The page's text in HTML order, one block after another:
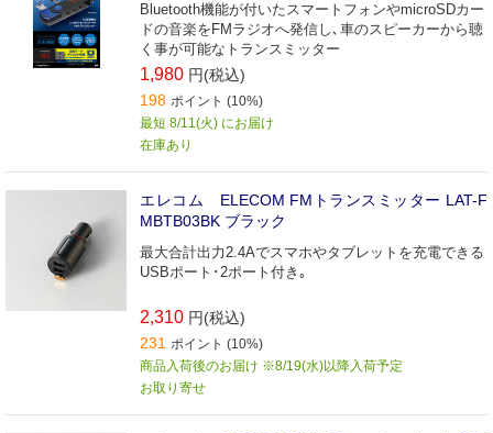
Bluetooth機能が付いたスマートフォンやmicroSDカー
ドの音楽をFMラジオへ発信し､車のスピーカーから聴
く事が可能なトランスミッター
1,980 円(税込)
198 ポイント (10%)
最短 8/11(火) にお届け
在庫あり
エレコム ELECOM FMトランスミッター LAT-F
MBTB03BK ブラック
最大合計出力2.4Aでスマホやタブレットを充電できる
USBポート･2ポート付き｡
2,310 円(税込)
231 ポイント (10%)
商品入荷後のお届け ※8/19(水)以降入荷予定
お取り寄せ